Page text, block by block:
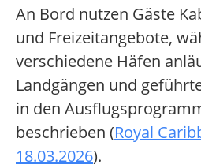
An Bord nutzen Gäste
und Freizeitangebote,
verschiedene Häfen
Landgängen und
in den
beschrieben (Royal
18.03.2026).